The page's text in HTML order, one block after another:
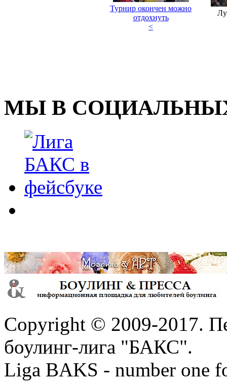
Турнир окончен можно
отдохнуть
<
МЫ В
Copyright © 2009-2017.
боулинг-лига "БАКС".
Liga BAKS - number one